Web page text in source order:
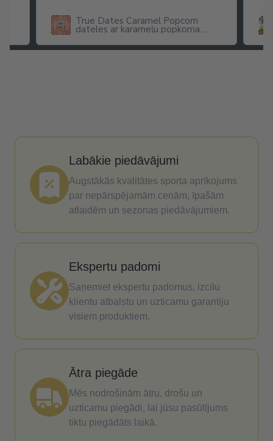
True Dates Caramel Popcorn
dateles ar karameļu popkorna
Labākie piedāvājumi
Augstākās kvalitātes sporta aprīkojums
par nepārspējamām cenām, īpašām
atlaidēm un sezonas piedāvājumiem.
Ekspertu padomi
Saņemiet ekspertu padomus, izcilu
klientu atbalstu un uzticamu garantiju
visiem produktiem.
Ātra piegāde
Mēs nodrošinām ātru, drošu un
uzticamu piegādi, lai jūsu pasūtījums
tiktu piegādāts laikā.